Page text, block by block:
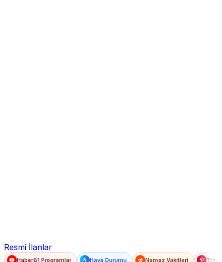
Resmi İlanlar
Haber61 Programlar N Hava Durumu Namaz Vakitleri